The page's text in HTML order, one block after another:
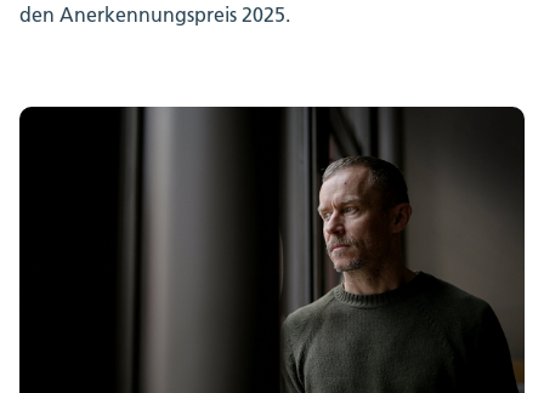
den Anerkennungspreis 2025.